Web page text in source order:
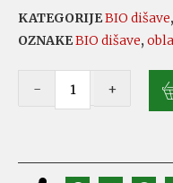
KATEGORIJEBIO dišave,
OZNAKEBIO dišave,
- +